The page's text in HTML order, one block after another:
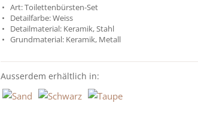
Art: Toilettenbürsten-Set
Detailfarbe: Weiss
Detailmaterial: Keramik, Stahl
Grundmaterial: Keramik, Metall
Ausserdem erhältlich in: